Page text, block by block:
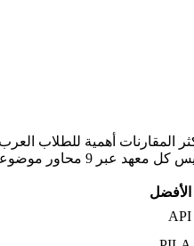
الأفضل
API